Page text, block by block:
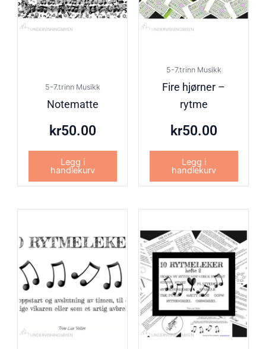
5-7.trinn Musikk
Notematte
kr50.00
Legg i
handlekurv
5-7.trinn Musikk
Fire hjørner –
rytme
kr50.00
Legg i
handlekurv